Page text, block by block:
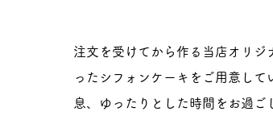
注文を受けてから作る当店オリ
ったシフォンケーキをご用意し
息、ゆったりとした時間をお過ご